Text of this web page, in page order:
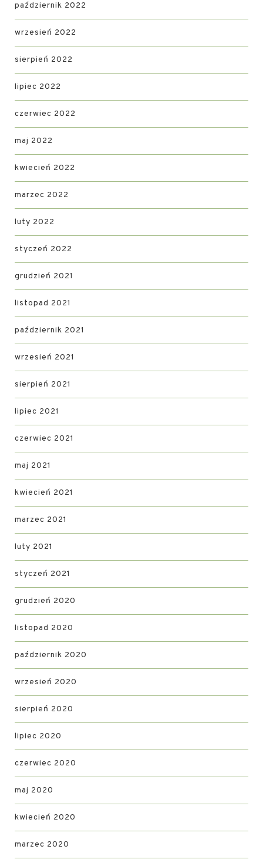
październik 2022
wrzesień 2022
sierpień 2022
lipiec 2022
czerwiec 2022
maj 2022
kwiecień 2022
marzec 2022
luty 2022
styczeń 2022
grudzień 2021
listopad 2021
październik 2021
wrzesień 2021
sierpień 2021
lipiec 2021
czerwiec 2021
maj 2021
kwiecień 2021
marzec 2021
luty 2021
styczeń 2021
grudzień 2020
listopad 2020
październik 2020
wrzesień 2020
sierpień 2020
lipiec 2020
czerwiec 2020
maj 2020
kwiecień 2020
marzec 2020